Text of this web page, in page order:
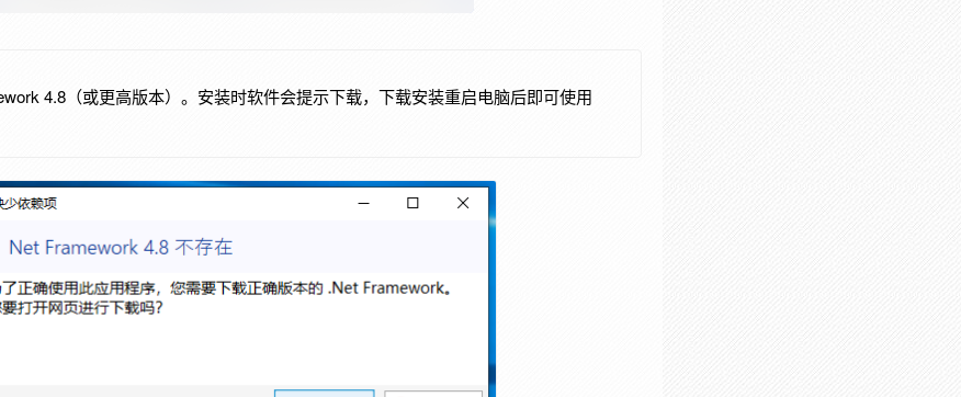
4.8（或更高版本）。安装时软件会提示下载，下载安装重启电脑后即可使用